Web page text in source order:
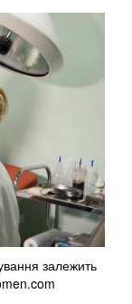
залежить